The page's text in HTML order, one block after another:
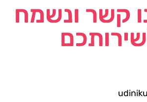
קשר ונשמח